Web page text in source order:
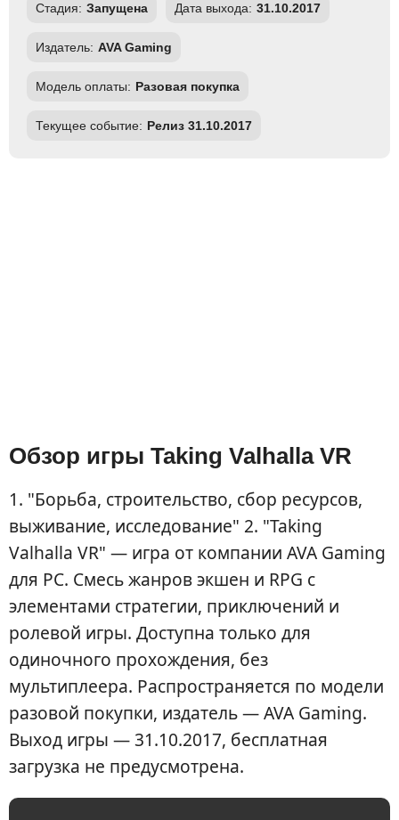
Стадия: Запущена Дата выхода: 31.10.2017
Издатель: AVA Gaming
Модель оплаты: Разовая покупка
Текущее событие: Релиз 31.10.2017
Обзор игры Taking Valhalla VR
1. "Борьба, строительство, сбор ресурсов,
выживание, исследование" 2. "Taking
Valhalla VR" — игра от компании AVA Gaming
для PC. Смесь жанров экшен и RPG с
элементами стратегии, приключений и
ролевой игры. Доступна только для
одиночного прохождения, без
мультиплеера. Распространяется по модели
разовой покупки, издатель — AVA Gaming.
Выход игры — 31.10.2017, бесплатная
загрузка не предусмотрена.